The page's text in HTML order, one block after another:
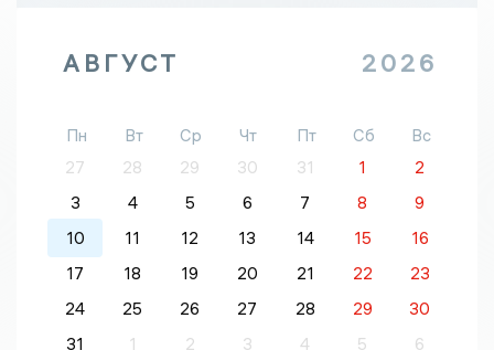
АВГУСТ 2026
Пн Вт Ср Чт Пт Сб
Вс
27
28 29 30 31 1
2
3
4 5 6 7 8
9
10
11 12 13 14 15
16
17
18 19 20 21 22
23
24
25 26 27 28 29
30
31
1 2 3 4 5 6